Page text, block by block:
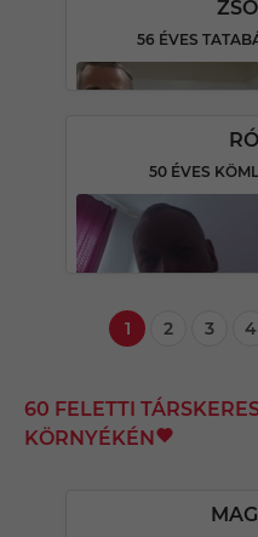
56 ÉVES
50 ÉVES
1 2 3 4
60 FELETTI
KÖRNYÉKÉN